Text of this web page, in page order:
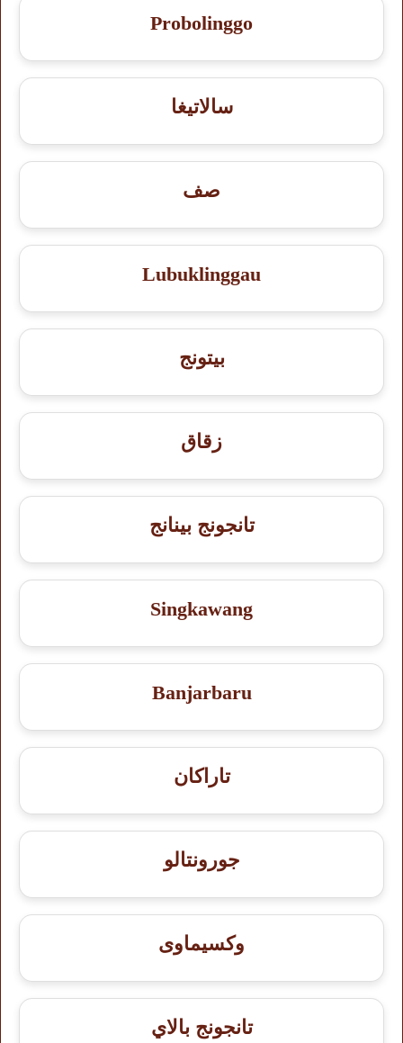
Probolinggo
سالاتيغا
صف
Lubuklinggau
بيتونج
زقاق
تانجونج بينانج
Singkawang
Banjarbaru
تاراكان
جورونتالو
وكسيماوى
تانجونج بالاي